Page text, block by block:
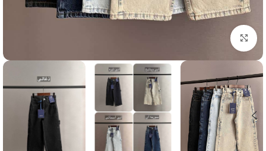
Click to enlarge